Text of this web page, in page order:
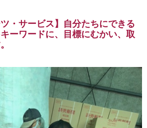
ツ・サービス】自分たちにできる
ーワードに、目標にむかい、取